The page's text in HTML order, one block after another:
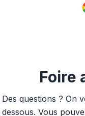
Foire
Des questions ? On
dessous. Vous